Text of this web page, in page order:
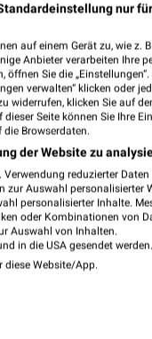
von
Umgebung von
nur
auf einem Gerät zu, wie z.
Anbieter verarbeiten Ihre
Sie die
verwalten“ klicken oder
widerrufen, klicken Sie auf
Seite können Sie Ihre
Browserdaten.
der Website zu
reduzierter
Auswahl personalisierter
personalisierter Inhalte.
oder Kombinationen von
Auswahl von Inhalten.
in die USA gesendet werden.
diese Website/App.